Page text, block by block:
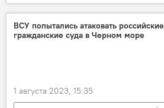
Такие обстоятельства
Абхазия
Россотрудничество
Россотрудничество в Абхазии
ВСУ попытались атаковать российские
гражданские суда в Черном море
1 августа 2023, 15:35